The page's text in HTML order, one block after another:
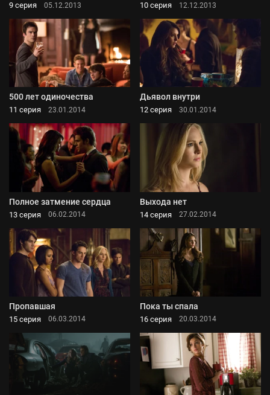
9 серия 05.12.2013 10 серия 12.12.2013
500 лет одиночества
11 серия 23.01.2014
Дьявол внутри
12 серия 30.01.2014
Полное затмение сердца
13 серия 06.02.2014
Выхода нет
14 серия 27.02.2014
Пропавшая
15 серия 06.03.2014
Пока ты спала
16 серия 20.03.2014